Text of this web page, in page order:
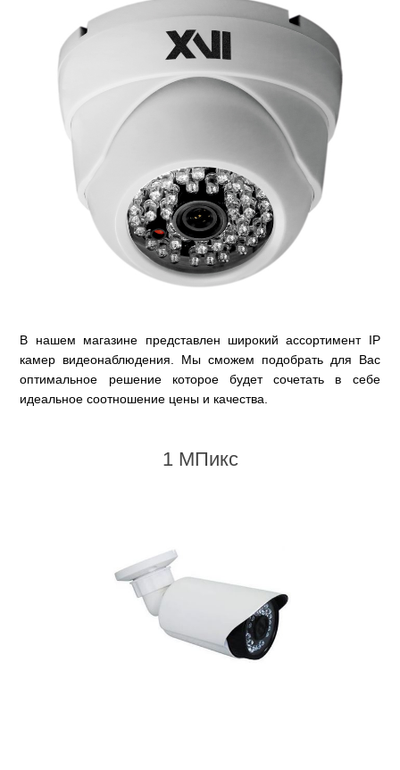
В нашем магазине представлен широкий ассортимент IP
камер видеонаблюдения. Мы сможем подобрать для Вас
оптимальное решение которое будет сочетать в себе
идеальное соотношение цены и качества.
1 МПикс